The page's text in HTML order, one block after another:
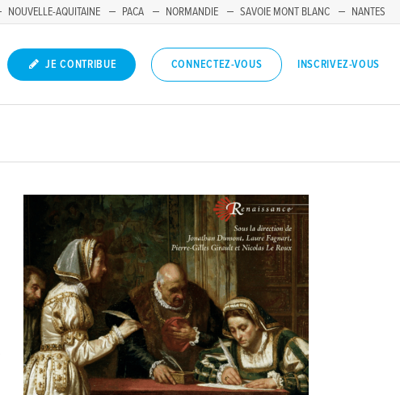
NOUVELLE-AQUITAINE PACA NORMANDIE SAVOIE MONT BLANC
NANTES
JE CONTRIBUE CONNECTEZ-VOUS INSCRIVEZ-VOUS